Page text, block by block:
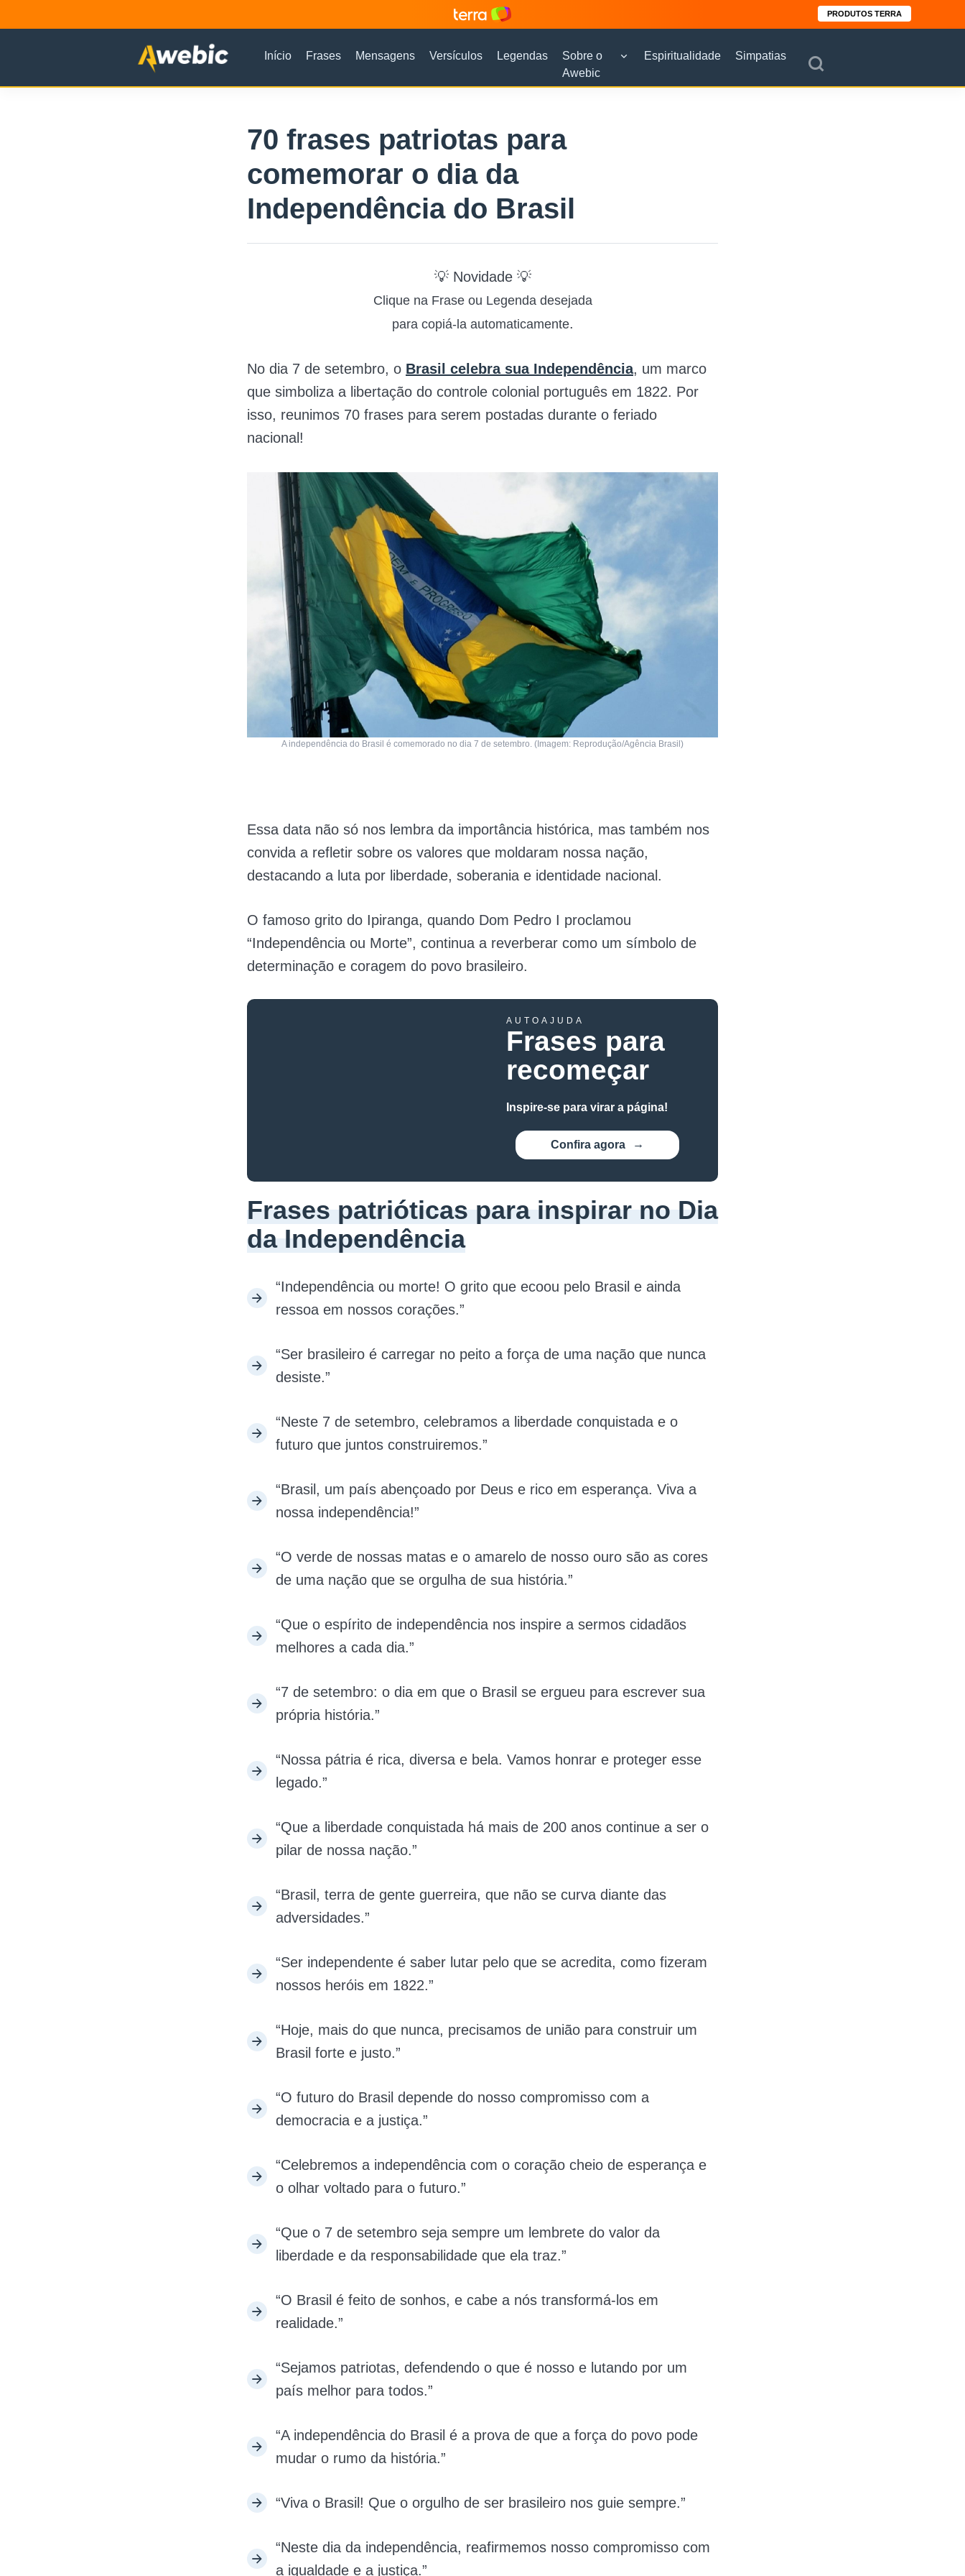
PRODUTOS TERRA
Início Frases Mensagens Versículos Legendas
Sobre o
Awebic
Espiritualidade Simpatias
70 frases patriotas para
comemorar o dia da
Independência do Brasil
💡 Novidade 💡
Clique na Frase ou Legenda desejada
para copiá-la automaticamente.
No dia 7 de setembro, o Brasil celebra sua Independência, um marco
que simboliza a libertação do controle colonial português em 1822. Por
isso, reunimos 70 frases para serem postadas durante o feriado
nacional!
A independência do Brasil é comemorado no dia 7 de setembro. (Imagem: Reprodução/Agência Brasil)
Essa data não só nos lembra da importância histórica, mas também nos
convida a refletir sobre os valores que moldaram nossa nação,
destacando a luta por liberdade, soberania e identidade nacional.
O famoso grito do Ipiranga, quando Dom Pedro I proclamou
“Independência ou Morte”, continua a reverberar como um símbolo de
determinação e coragem do povo brasileiro.
AUTOAJUDA
Frases para
recomeçar
Inspire-se para virar a página!
Confira agora
Frases patrióticas para inspirar no Dia
da Independência
“Independência ou morte! O grito que ecoou pelo Brasil e ainda
ressoa em nossos corações.”
“Ser brasileiro é carregar no peito a força de uma nação que nunca
desiste.”
“Neste 7 de setembro, celebramos a liberdade conquistada e o
futuro que juntos construiremos.”
“Brasil, um país abençoado por Deus e rico em esperança. Viva a
nossa independência!”
“O verde de nossas matas e o amarelo de nosso ouro são as cores
de uma nação que se orgulha de sua história.”
“Que o espírito de independência nos inspire a sermos cidadãos
melhores a cada dia.”
“7 de setembro: o dia em que o Brasil se ergueu para escrever sua
própria história.”
“Nossa pátria é rica, diversa e bela. Vamos honrar e proteger esse
legado.”
“Que a liberdade conquistada há mais de 200 anos continue a ser o
pilar de nossa nação.”
“Brasil, terra de gente guerreira, que não se curva diante das
adversidades.”
“Ser independente é saber lutar pelo que se acredita, como fizeram
nossos heróis em 1822.”
“Hoje, mais do que nunca, precisamos de união para construir um
Brasil forte e justo.”
“O futuro do Brasil depende do nosso compromisso com a
democracia e a justiça.”
“Celebremos a independência com o coração cheio de esperança e
o olhar voltado para o futuro.”
“Que o 7 de setembro seja sempre um lembrete do valor da
liberdade e da responsabilidade que ela traz.”
“O Brasil é feito de sonhos, e cabe a nós transformá-los em
realidade.”
“Sejamos patriotas, defendendo o que é nosso e lutando por um
país melhor para todos.”
“A independência do Brasil é a prova de que a força do povo pode
mudar o rumo da história.”
“Viva o Brasil! Que o orgulho de ser brasileiro nos guie sempre.”
“Neste dia da independência, reafirmemos nosso compromisso com
a igualdade e a justiça.”